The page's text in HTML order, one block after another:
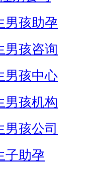
男孩助孕
男孩咨询
男孩中心
男孩机构
男孩公司
子助孕